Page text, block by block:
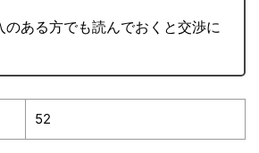
のある方でも読んでおくと交渉に
52